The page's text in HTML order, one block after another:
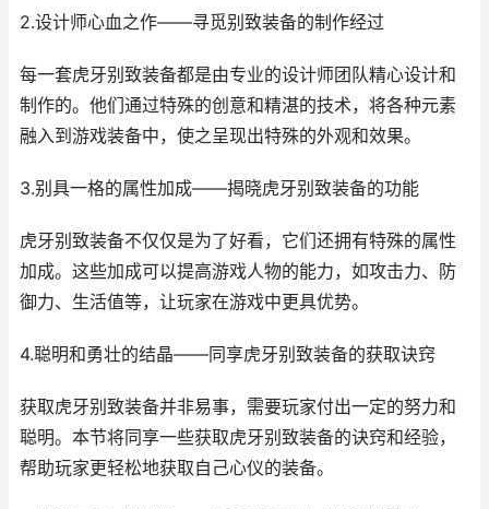
2.设计师心血之作——寻觅别致装备的制作经过
每一套虎牙别致装备都是由专业的设计师团队精心设计和
制作的。他们通过特殊的创意和精湛的技术，将各种元素
融入到游戏装备中，使之呈现出特殊的外观和效果。
3.别具一格的属性加成——揭晓虎牙别致装备的功能
虎牙别致装备不仅仅是为了好看，它们还拥有特殊的属性
加成。这些加成可以提高游戏人物的能力，如攻击力、防
御力、生活值等，让玩家在游戏中更具优势。
4.聪明和勇壮的结晶——同享虎牙别致装备的获取诀窍
获取虎牙别致装备并非易事，需要玩家付出一定的努力和
聪明。本节将同享一些获取虎牙别致装备的诀窍和经验，
帮助玩家更轻松地获取自己心仪的装备。